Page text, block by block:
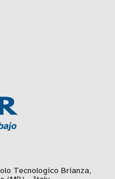
Tecnologico Brianza,